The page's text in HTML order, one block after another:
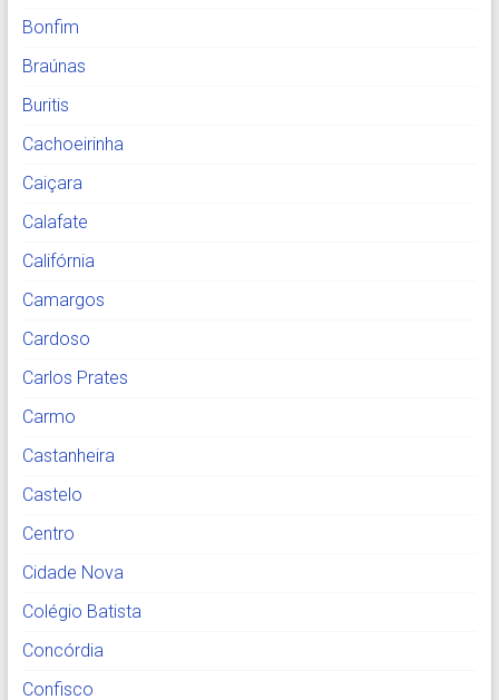
Bonfim
Braúnas
Buritis
Cachoeirinha
Caiçara
Calafate
Califórnia
Camargos
Cardoso
Carlos Prates
Carmo
Castanheira
Castelo
Centro
Cidade Nova
Colégio Batista
Concórdia
Confisco